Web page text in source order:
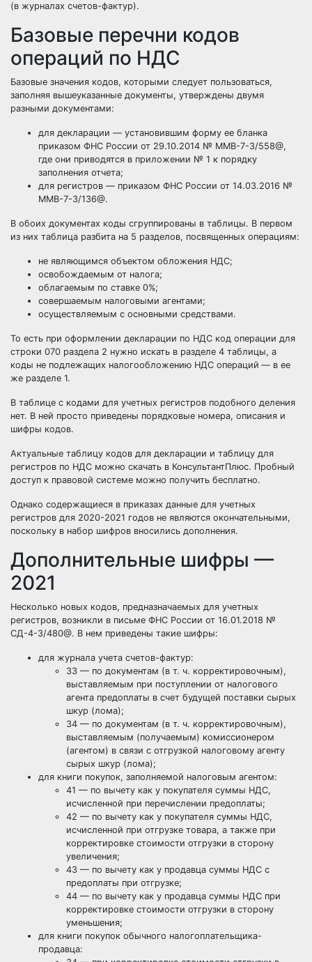
(в журналах счетов-фактур).
Базовые перечни кодов
операций по НДС
Базовые значения кодов, которыми следует пользоваться,
заполняя вышеуказанные документы, утверждены двумя
разными документами:
для декларации — установившим форму ее бланка
приказом ФНС России от 29.10.2014 № ММВ-7-3/558@,
где они приводятся в приложении № 1 к порядку
заполнения отчета;
для регистров — приказом ФНС России от 14.03.2016 №
ММВ-7-3/136@.
В обоих документах коды сгруппированы в таблицы. В первом
из них таблица разбита на 5 разделов, посвященных операциям:
не являющимся объектом обложения НДС;
освобождаемым от налога;
облагаемым по ставке 0%;
совершаемым налоговыми агентами;
осуществляемым с основными средствами.
То есть при оформлении декларации по НДС код операции для
строки 070 раздела 2 нужно искать в разделе 4 таблицы, а
коды не подлежащих налогообложению НДС операций — в ее
же разделе 1.
В таблице с кодами для учетных регистров подобного деления
нет. В ней просто приведены порядковые номера, описания и
шифры кодов.
Актуальные таблицу кодов для декларации и таблицу для
регистров по НДС можно скачать в КонсультантПлюс. Пробный
доступ к правовой системе можно получить бесплатно.
Однако содержащиеся в приказах данные для учетных
регистров для 2020-2021 годов не являются окончательными,
поскольку в набор шифров вносились дополнения.
Дополнительные шифры —
2021
Несколько новых кодов, предназначаемых для учетных
регистров, возникли в письме ФНС России от 16.01.2018 №
СД-4-3/480@. В нем приведены такие шифры:
для журнала учета счетов-фактур:
33 — по документам (в т. ч. корректировочным),
выставляемым при поступлении от налогового
агента предоплаты в счет будущей поставки сырых
шкур (лома);
34 — по документам (в т. ч. корректировочным),
выставляемым (получаемым) комиссионером
(агентом) в связи с отгрузкой налоговому агенту
сырых шкур (лома);
для книги покупок, заполняемой налоговым агентом:
41 — по вычету как у покупателя суммы НДС,
исчисленной при перечислении предоплаты;
42 — по вычету как у покупателя суммы НДС,
исчисленной при отгрузке товара, а также при
корректировке стоимости отгрузки в сторону
увеличения;
43 — по вычету как у продавца суммы НДС с
предоплаты при отгрузке;
44 — по вычету как у продавца суммы НДС при
корректировке стоимости отгрузки в сторону
уменьшения;
для книги покупок обычного налогоплательщика-
продавца: